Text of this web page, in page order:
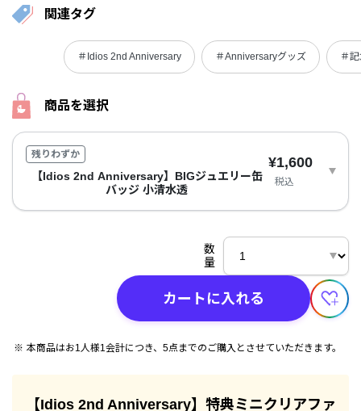
関連タグ
＃Idios 2nd Anniversary ＃Anniversaryグッズ ＃
商品を選択
残りわずか
【Idios 2nd Anniversary】BIGジュエリー缶
バッジ 小清水透
¥1,600
税込
数
量
カートに入れる
本商品はお1人様1会計につき、5点までのご購入とさせていただきます。
【Idios 2nd Anniversary】特典ミニクリアファ